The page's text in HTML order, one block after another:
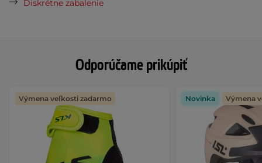
Odporúčame prikúpiť
Výmena veľkosti zadarmo Novinka Výmena
Diskrétne zabalenie